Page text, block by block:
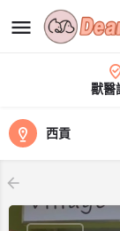
獸醫
西貢